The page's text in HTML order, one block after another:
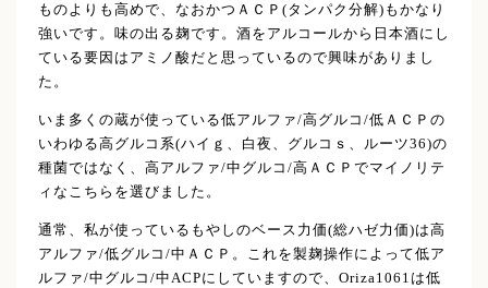
ものよりも高めで、なおかつＡＣＰ(タンパク分解)もかなり
強いです。味の出る麹です。酒をアルコールから日本酒にし
ている要因はアミノ酸だと思っているので興味がありまし
た。
いま多くの蔵が使っている低アルファ/高グルコ/低ＡＣＰの
いわゆる高グルコ系(ハイｇ、白夜、グルコｓ、ルーツ36)の
種菌ではなく、高アルファ/中グルコ/高ＡＣＰでマイノリテ
ィなこちらを選びました。
通常、私が使っているもやしのベース力価(総ハゼ力価)は高
アルファ/低グルコ/中ＡＣＰ。これを製麹操作によって低ア
ルファ/中グルコ/中ACPにしていますので、Oriza1061は低